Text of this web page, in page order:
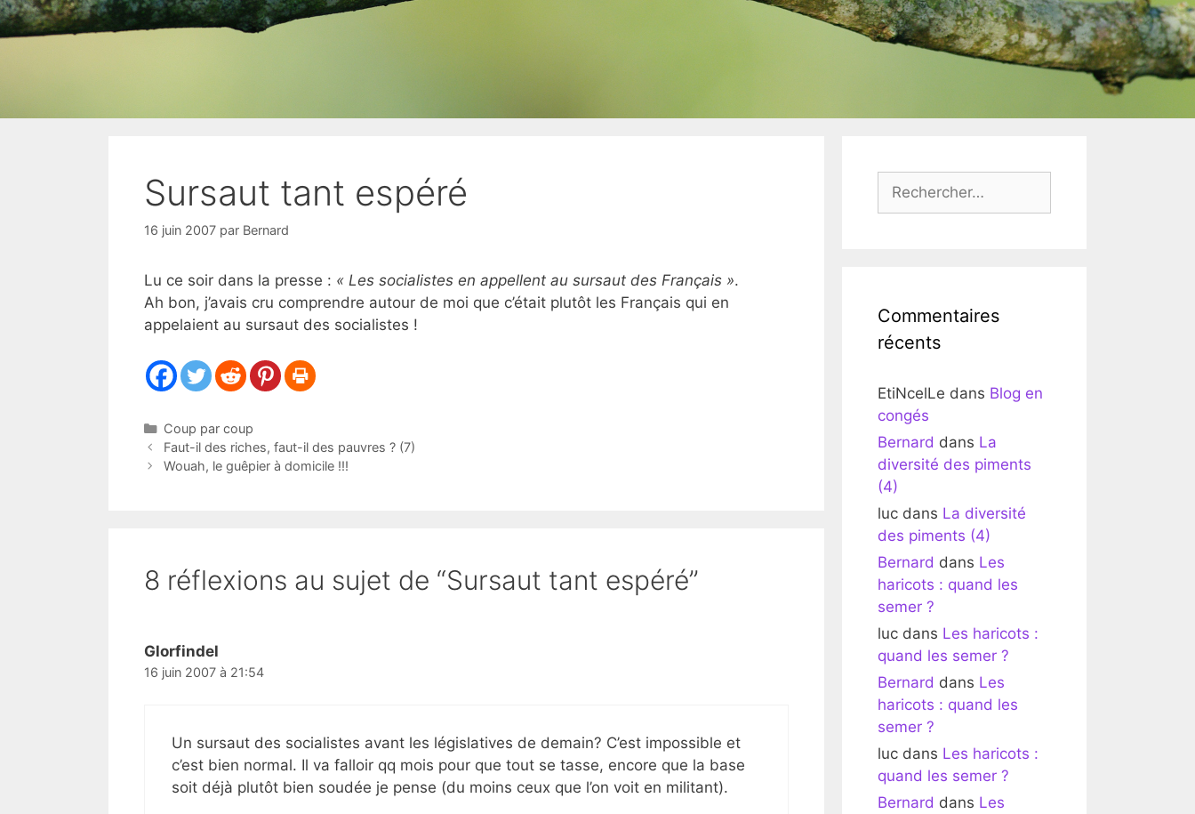
Sursaut tant espéré
16 juin 2007 par Bernard
Lu ce soir dans la presse : « Les socialistes en appellent au sursaut des Français ».
Ah bon, j’avais cru comprendre autour de moi que c’était plutôt les Français qui en
appelaient au sursaut des socialistes !
Catégories
Coup par coup
Faut-il des riches, faut-il des pauvres ? (7)
Wouah, le guêpier à domicile !!!
8 réflexions au sujet de “Sursaut tant espéré”
Glorfindel
16 juin 2007 à 21:54
Un sursaut des socialistes avant les législatives de demain? C’est impossible et
c’est bien normal. Il va falloir qq mois pour que tout se tasse, encore que la base
soit déjà plutôt bien soudée je pense (du moins ceux que l’on voit en militant).
Commentaires
récents
EtiNcelLe dans Blog en
congés
Bernard dans La
diversité des piments
(4)
luc dans La diversité
des piments (4)
Bernard dans Les
haricots : quand les
semer ?
luc dans Les haricots :
quand les semer ?
Bernard dans Les
haricots : quand les
semer ?
luc dans Les haricots :
quand les semer ?
Bernard dans Les